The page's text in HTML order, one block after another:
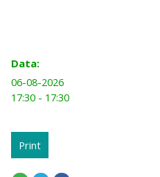
Data:
06-08-2026
17:30 - 17:30
Print